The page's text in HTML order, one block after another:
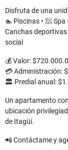
Disfruta de una
🏊 Piscinas • 🧖
Canchas deportivas
social
💰 Valor:
💳 Administración:
🏛️ Predial anual:
Un apartamento
ubicación
de Itagüí.
📲 Contáctame y